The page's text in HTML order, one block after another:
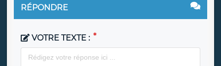
RÉPONDRE
VOTRE TEXTE :